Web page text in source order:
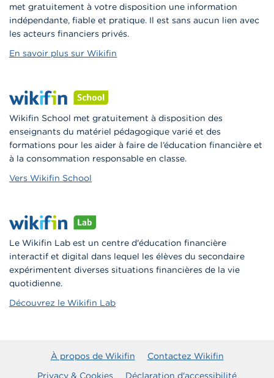
met gratuitement à votre disposition une information
indépendante, fiable et pratique. Il est sans aucun lien avec
les acteurs financiers privés.
En savoir plus sur Wikifin
Wikifin School met gratuitement à disposition des
enseignants du matériel pédagogique varié et des
formations pour les aider à faire de l’éducation financière et
à la consommation responsable en classe.
Vers Wikifin School
Le Wikifin Lab est un centre d'éducation financière
interactif et digital dans lequel les élèves du secondaire
expérimentent diverses situations financières de la vie
quotidienne.
Découvrez le Wikifin Lab
À propos de Wikifin
Contactez Wikifin